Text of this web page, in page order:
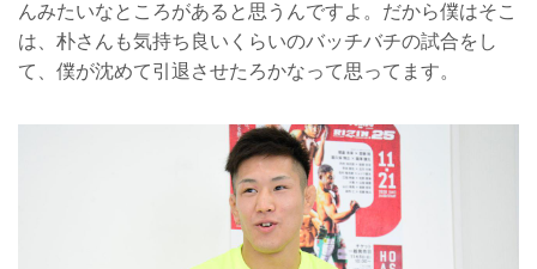
んみたいなところがあると思うんですよ。だから僕はそこ
は、朴さんも気持ち良いくらいのバッチバチの試合をし
て、僕が沈めて引退させたろかなって思ってます。